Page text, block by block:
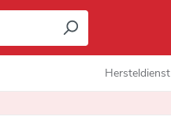
Hersteldienst